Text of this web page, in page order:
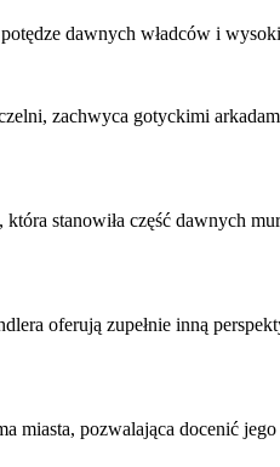
dawnych władców i
zachwyca gotyckimi
stanowiła część dawnych
oferują zupełnie inną
miasta, pozwalająca docenić